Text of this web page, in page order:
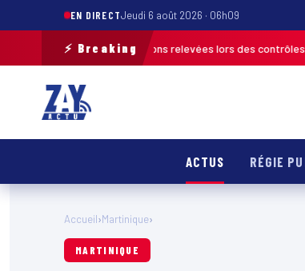
EN DIRECTJeudi 6 août 2026 · 06h09
⚡ Breaking
de 120 infractions relevées lors des contrôles des forces
ACTUS RÉGIE
Accueil›Martinique›
MARTINIQUE